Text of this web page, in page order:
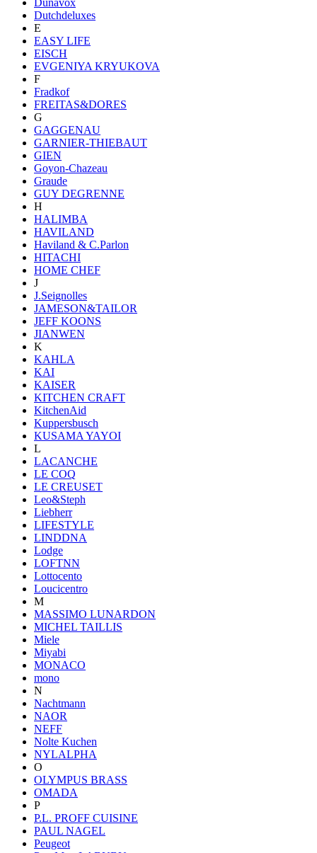
Dutchdeluxes
E
EASY LIFE
EISCH
EVGENIYA KRYUKOVA
F
Fradkof
FREITAS&DORES
G
GAGGENAU
GARNIER-THIEBAUT
GIEN
Goyon-Chazeau
Graude
GUY DEGRENNE
H
HALIMBA
HAVILAND
Haviland & C.Parlon
HITACHI
HOME CHEF
J
J.Seignolles
JAMESON&TAILOR
JEFF KOONS
JIANWEN
K
KAHLA
KAI
KAISER
KITCHEN CRAFT
KitchenAid
Kuppersbusch
KUSAMA YAYOI
L
LACANCHE
LE COQ
LE CREUSET
Leo&Steph
Liebherr
LIFESTYLE
LINDDNA
Lodge
LOFTNN
Lottocento
Loucicentro
M
MASSIMO LUNARDON
MICHEL TAILLIS
Miele
Miyabi
MONACO
mono
N
Nachtmann
NAOR
NEFF
Nolte Kuchen
NYLALPHA
O
OLYMPUS BRASS
OMADA
P
P.L. PROFF CUISINE
PAUL NAGEL
Peugeot